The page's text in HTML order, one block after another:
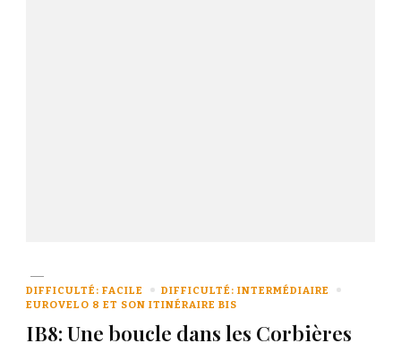
DIFFICULTÉ: FACILE
DIFFICULTÉ: INTERMÉDIAIRE
EUROVELO 8 ET SON ITINÉRAIRE BIS
IB8: Une boucle dans les Corbières